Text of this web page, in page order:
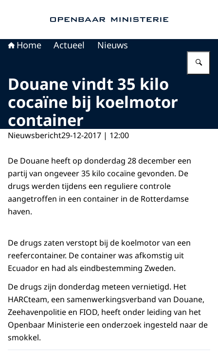
Home Actueel Nieuws
Douane vindt 35 kilo
cocaïne bij koelmotor
container
Nieuwsbericht29-12-2017 | 12:00
De Douane heeft op donderdag 28 december een
partij van ongeveer 35 kilo cocaïne gevonden. De
drugs werden tijdens een reguliere controle
aangetroffen in een container in de Rotterdamse
haven.
De drugs zaten verstopt bij de koelmotor van een
reefercontainer. De container was afkomstig uit
Ecuador en had als eindbestemming Zweden.
De drugs zijn donderdag meteen vernietigd. Het
HARCteam, een samenwerkingsverband van Douane,
Zeehavenpolitie en FIOD, heeft onder leiding van het
Openbaar Ministerie een onderzoek ingesteld naar de
smokkel.